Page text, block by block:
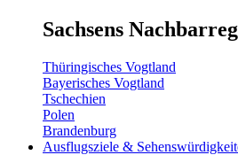
Sachsens
Thüringisches Vogtland
Bayerisches Vogtland
Tschechien
Polen
Brandenburg
Ausflugsziele &